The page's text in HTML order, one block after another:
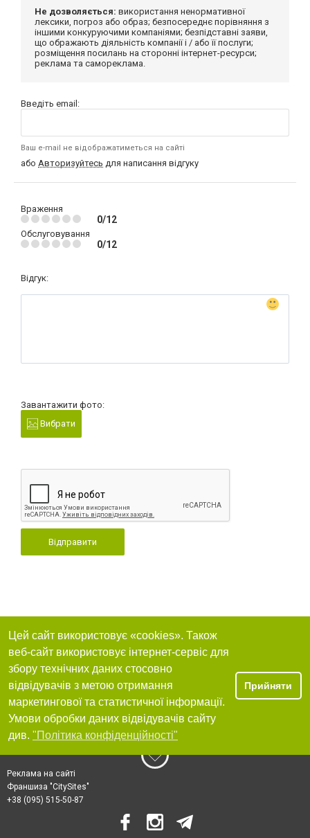
Не дозволяється: використання ненормативної
лексики, погроз або образ; безпосереднє порівняння з
іншими конкуруючими компаніями; безпідставні заяви,
що ображають діяльність компанії і / або її послуги;
розміщення посилань на сторонні інтернет-ресурси;
реклама та самореклама.
Введіть email:
Ваш e-mail не відображатиметься на сайті
або Авторизуйтесь для написання відгуку
Враження
0/12
Обслуговування
0/12
Відгук:
Завантажити фото:
Вибрати
Відправити
Цей сайт використовує «cookies». Також
веб-сайт використовує інтернет-сервіс для
збору технічних даних стосовно
відвідувачів з метою отримання
маркетингової та статистичної інформації.
Умови обробки даних відвідувачів сайту
див. "Політика конфіденційності"
Прийняти
Реклама на сайті
Франшиза "CitySites"
+38 (095) 515-50-87